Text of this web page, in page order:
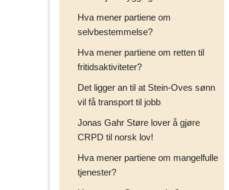
Hva mener partiene om
selvbestemmelse?
Hva mener partiene om retten til
fritidsaktiviteter?
Det ligger an til at Stein-Oves sønn
vil få transport til jobb
Jonas Gahr Støre lover å gjøre
CRPD til norsk lov!
Hva mener partiene om mangelfulle
tjenester?